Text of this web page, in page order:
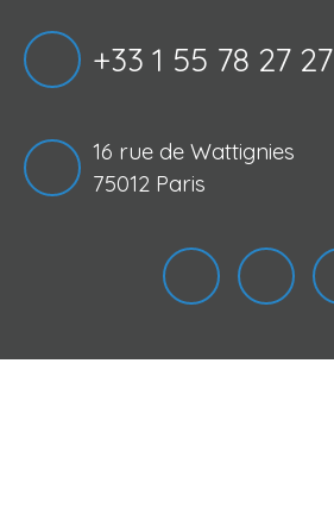
+33 1 55 78 27 27
16 rue de Wattignies
75012 Paris